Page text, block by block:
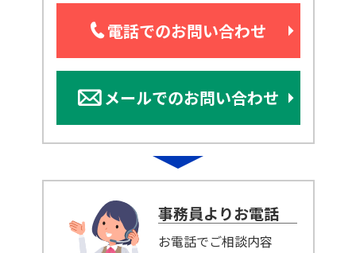
電話でのお問い合わせ
メールでのお問い合わせ
事務員よりお電話
お電話でご相談内容